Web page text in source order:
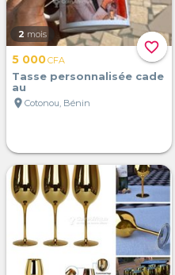
favorite_border
2 mois
5 000CFA
Tasse personnalisée cade
au
location_on Cotonou, Bénin